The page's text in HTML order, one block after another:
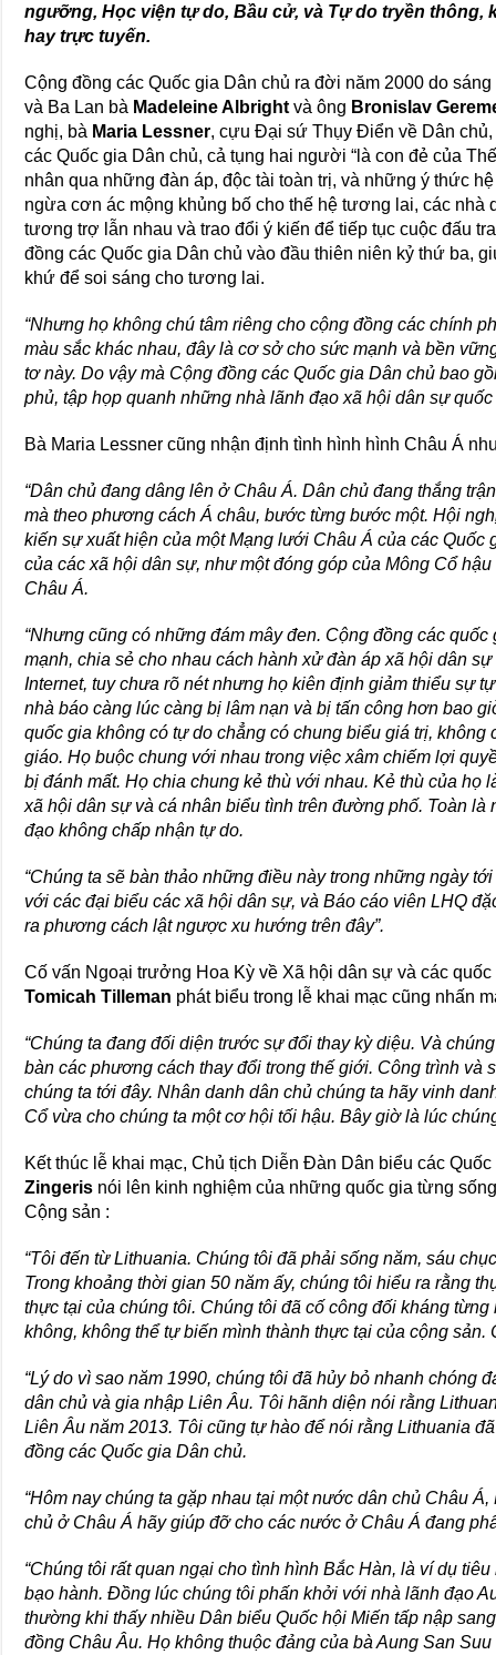
ngưỡng, Học viện tự do, Bầu cử, và Tự do tryền thông,
hay trực tuyến.
Cộng đồng các Quốc gia Dân chủ ra đời năm 2000 do
và Ba Lan bà Madeleine Albright và ông Bronislav
nghị, bà Maria Lessner, cựu Đại sứ Thụy Điển về Dân
các Quốc gia Dân chủ, cả tụng hai người “là con đẻ của
nhân qua những đàn áp, độc tài toàn trị, và những ý thức
ngừa cơn ác mộng khủng bố cho thế hệ tương lai, các nhà
tương trợ lẫn nhau và trao đổi ý kiến để tiếp tục cuộc đấu
đồng các Quốc gia Dân chủ vào đầu thiên niên kỷ thứ ba,
khứ để soi sáng cho tương lai.
“Nhưng họ không chú tâm riêng cho cộng đồng các chính
màu sắc khác nhau, đây là cơ sở cho sức mạnh và bền
tơ này. Do vậy mà Cộng đồng các Quốc gia Dân chủ bao
phủ, tập họp quanh những nhà lãnh đạo xã hội dân sự
Bà Maria Lessner cũng nhận định tình hình hình Châu Á
“Dân chủ đang dâng lên ở Châu Á. Dân chủ đang thắng
mà theo phương cách Á châu, bước từng bước một. Hội
kiến sự xuất hiện của một Mạng lưới Châu Á của các
của các xã hội dân sự, như một đóng góp của Mông Cổ
Châu Á.
“Nhưng cũng có những đám mây đen. Cộng đồng các
mạnh, chia sẻ cho nhau cách hành xử đàn áp xã hội dân
Internet, tuy chưa rõ nét nhưng họ kiên định giảm thiểu sự
nhà báo càng lúc càng bị lâm nạn và bị tấn công hơn bao
quốc gia không có tự do chẳng có chung biểu giá trị, không
giáo. Họ buộc chung với nhau trong việc xâm chiếm lợi
bị đánh mất. Họ chia chung kẻ thù với nhau. Kẻ thù của họ
xã hội dân sự và cá nhân biểu tình trên đường phố. Toàn
đạo không chấp nhận tự do.
“Chúng ta sẽ bàn thảo những điều này trong những ngày
với các đại biểu các xã hội dân sự, và Báo cáo viên LHQ
ra phương cách lật ngược xu hướng trên đây”.
Cố vấn Ngoại trưởng Hoa Kỳ về Xã hội dân sự và các
Tomicah Tilleman phát biểu trong lễ khai mạc cũng nhấn
“Chúng ta đang đối diện trước sự đổi thay kỳ diệu. Và
bàn các phương cách thay đổi trong thế giới. Công trình và
chúng ta tới đây. Nhân danh dân chủ chúng ta hãy vinh
Cổ vừa cho chúng ta một cơ hội tối hậu. Bây giờ là lúc
Kết thúc lễ khai mạc, Chủ tịch Diễn Đàn Dân biểu các
Zingeris nói lên kinh nghiệm của những quốc gia từng
Cộng sản :
“Tôi đến từ Lithuania. Chúng tôi đã phải sống năm, sáu
Trong khoảng thời gian 50 năm ấy, chúng tôi hiểu ra rằng
thực tại của chúng tôi. Chúng tôi đã cố công đối kháng
không, không thể tự biến mình thành thực tại của cộng sản.
“Lý do vì sao năm 1990, chúng tôi đã hủy bỏ nhanh chóng
dân chủ và gia nhập Liên Âu. Tôi hãnh diện nói rằng
Liên Âu năm 2013. Tôi cũng tự hào để nói rằng Lithuania
đồng các Quốc gia Dân chủ.
“Hôm nay chúng ta gặp nhau tại một nước dân chủ Châu
chủ ở Châu Á hãy giúp đỡ cho các nước ở Châu Á đang
“Chúng tôi rất quan ngại cho tình hình Bắc Hàn, là ví dụ
bạo hành. Đồng lúc chúng tôi phấn khởi với nhà lãnh đạo
thường khi thấy nhiều Dân biểu Quốc hội Miến tấp nập
đồng Châu Âu. Họ không thuộc đảng của bà Aung San